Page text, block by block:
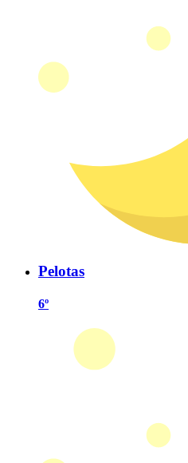
Pelotas
6º